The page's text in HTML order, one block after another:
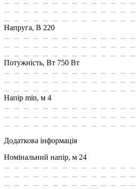
Напруга, В 220
Потужність, Вт 750 Вт
Напір min, м 4
Додаткова інформація
Номінальний напір, м 24